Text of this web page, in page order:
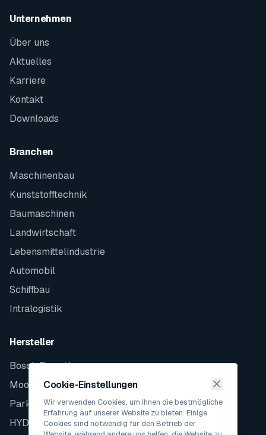
Unternehmen
Über uns
Aktuelles
Karriere
Kontakt
Downloads
Branchen
Maschinenbau
Kunststofftechnik
Baumaschinen
Landwirtschaft
Lebensmittelindustrie
Automobil
Schiffbau
Intralogistik
Hersteller
Bosch Rexroth
Moog
Parker
HYDAC
Cookie-Einstellungen
Wir verwenden Cookies, um Ihnen die bestmögliche
Erfahrung auf unserer Website zu bieten. Einige
Cookies sind notwendig für den Betrieb der